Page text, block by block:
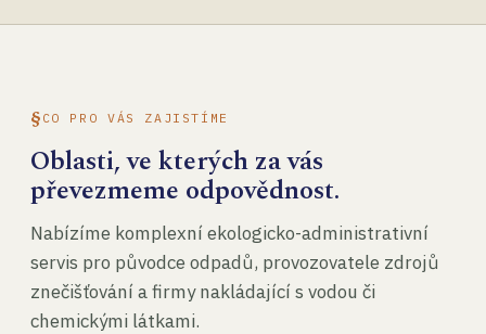
CO PRO VÁS ZAJISTÍME
Oblasti, ve kterých za vás
převezmeme odpovědnost.
Nabízíme komplexní ekologicko-administrativní
servis pro původce odpadů, provozovatele zdrojů
znečišťování a firmy nakládající s vodou či
chemickými látkami.